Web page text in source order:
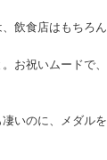
飲食店はもちろ
お祝いムードで
いのに、メダル